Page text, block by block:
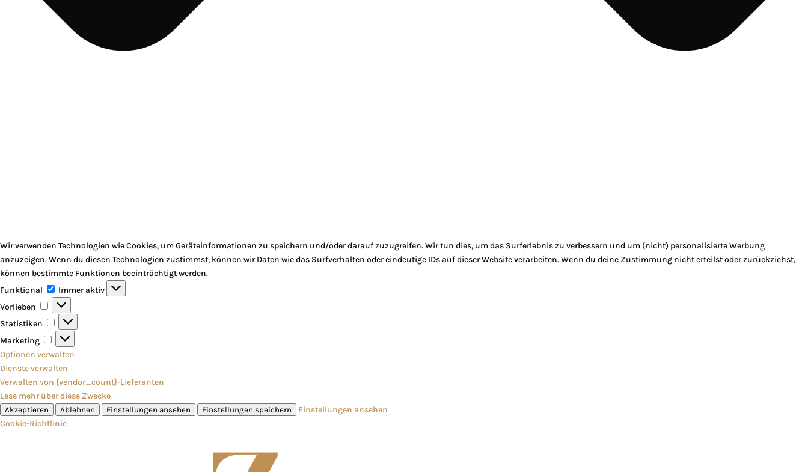
Wir verwenden Technologien wie Cookies, um Geräteinformationen zu speichern und/oder darauf zuzugreifen. Wir tun dies, um das Surferlebnis zu verbessern und um (nicht) personalisierte Werbung
anzuzeigen. Wenn du diesen Technologien zustimmst, können wir Daten wie das Surfverhalten oder eindeutige IDs auf dieser Website verarbeiten. Wenn du deine Zustimmung nicht erteilst oder zurückziehst,
können bestimmte Funktionen beeinträchtigt werden.
Funktional
Funktional
Immer aktiv
Vorlieben
Vorlieben
Statistiken
Statistiken
Marketing
Marketing
Optionen verwalten
Dienste verwalten
Verwalten von {vendor_count}-Lieferanten
Lese mehr über diese Zwecke
Akzeptieren Ablehnen Einstellungen ansehen Einstellungen speichern
Einstellungen ansehen
Cookie-Richtlinie